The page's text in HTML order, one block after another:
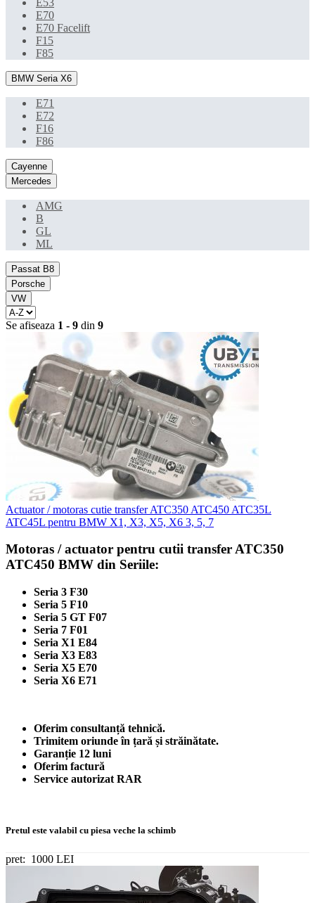
E70
E70 Facelift
F15
F85
BMW Seria X6
E71
E72
F16
F86
Cayenne
Mercedes
AMG
B
GL
ML
Passat B8
Porsche
VW
Se afiseaza 1 - 9 din 9
Actuator / motoras cutie transfer ATC350 ATC450 ATC35L
ATC45L pentru BMW X1, X3, X5, X6 3, 5, 7
Motoras / actuator pentru cutii transfer ATC350
ATC450 BMW din Seriile:
Seria 3 F30
Seria 5 F10
Seria 5 GT F07
Seria 7 F01
Seria X1 E84
Seria X3 E83
Seria X5 E70
Seria X6 E71
Oferim consultanță tehnică.
Trimitem oriunde în țară și străinătate.
Garanție 12 luni
Oferim factură
Service autorizat RAR
Pretul este valabil cu piesa veche la schimb
pret: 1000 LEI